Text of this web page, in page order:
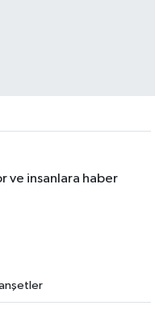
ve insanlara haber